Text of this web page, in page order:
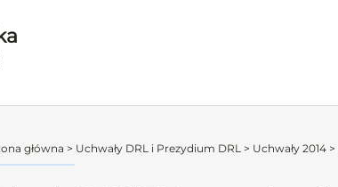
główna > Uchwały DRL i Prezydium DRL > Uchwały 2014 >